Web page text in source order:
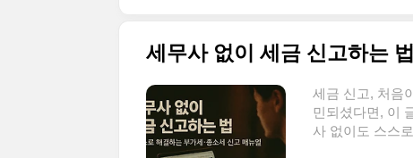
세금 신고, 처음
민되셨다면, 이
사 없이도 스스